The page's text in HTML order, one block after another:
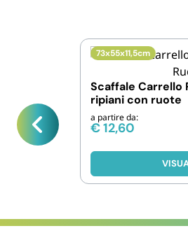
73x55x11,5cm
Scaffale Carrello
ripiani con ruote
a partire da:
€12,60